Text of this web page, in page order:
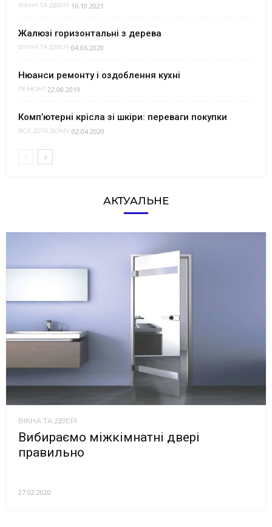
ВІКНА ТА ДВЕРІ 16.10.2021
Жалюзі горизонтальні з дерева
ВІКНА ТА ДВЕРІ 04.06.2020
Нюанси ремонту і оздоблення кухні
РЕМОНТ 22.08.2019
Комп’ютерні крісла зі шкіри: переваги покупки
ВСЕ ДЛЯ ДОМУ 02.04.2020
АКТУАЛЬНЕ
ВІКНА ТА ДВЕРІ
Вибираємо міжкімнатні двері
правильно
27.02.2020